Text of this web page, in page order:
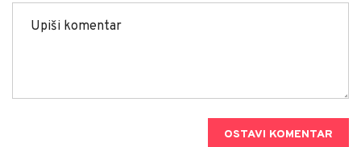
OSTAVI KOMENTAR